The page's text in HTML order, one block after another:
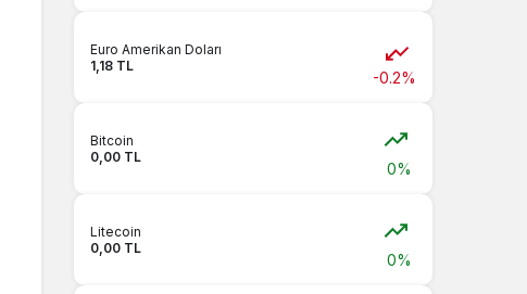
Euro Amerikan Doları
1,18 TL
-0.2%
Bitcoin
0,00 TL
0%
Litecoin
0,00 TL
0%